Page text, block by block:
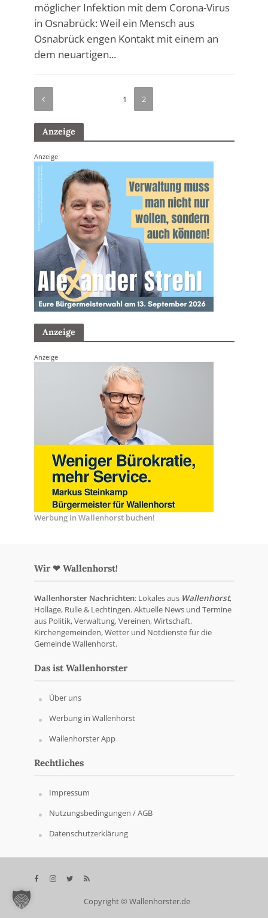
möglicher Infektion mit dem Corona-Virus
in Osnabrück: Weil ein Mensch aus
Osnabrück engen Kontakt mit einem an
dem neuartigen...
1 2
Anzeige
Anzeige
Anzeige
Anzeige
Werbung in Wallenhorst buchen!
Wir ❤ Wallenhorst!
Wallenhorster Nachrichten: Lokales aus Wallenhorst,
Hollage, Rulle & Lechtingen. Aktuelle News und Termine
aus Politik, Verwaltung, Vereinen, Wirtschaft,
Kirchengemeinden, Wetter und Notdienste für die
Gemeinde Wallenhorst.
Das ist Wallenhorster
Über uns
Werbung in Wallenhorst
Wallenhorster App
Rechtliches
Impressum
Nutzungsbedingungen / AGB
Datenschutzerklärung
Copyright © Wallenhorster.de